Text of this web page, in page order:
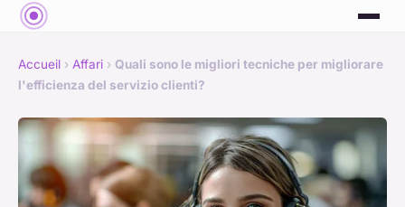
Accueil › Affari › Quali sono le migliori tecniche per migliorare
l'efficienza del servizio clienti?